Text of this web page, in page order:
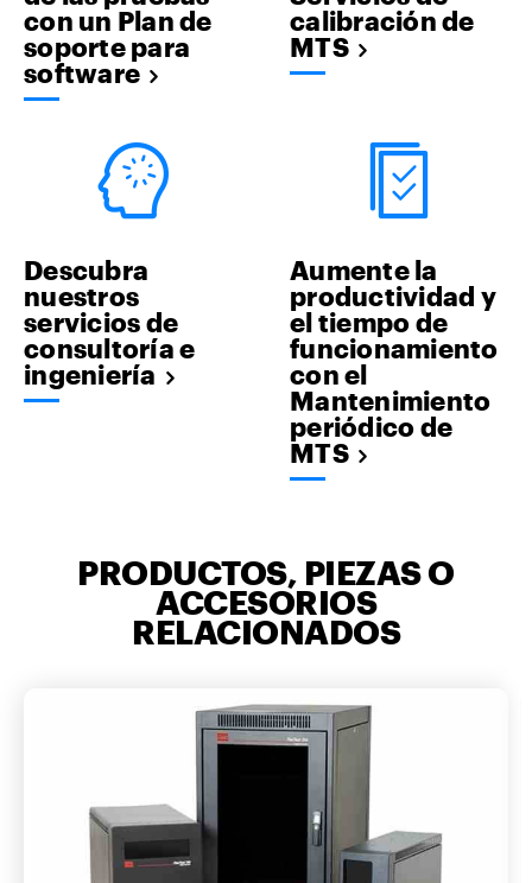
con un Plan de
soporte para
software
calibración de
MTS
Descubra
nuestros
servicios de
consultoría e
ingeniería
Aumente la
productividad y
el tiempo de
funcionamiento
con el
Mantenimiento
periódico de
MTS
PRODUCTOS, PIEZAS O
ACCESORIOS
RELACIONADOS